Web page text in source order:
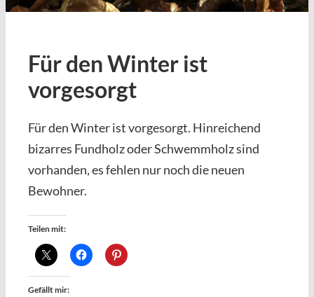
Für den Winter ist
vorgesorgt
Für den Winter ist vorgesorgt. Hinreichend
bizarres Fundholz oder Schwemmholz sind
vorhanden, es fehlen nur noch die neuen
Bewohner.
Teilen mit:
Gefällt mir: